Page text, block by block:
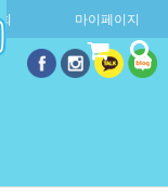
마이페이지